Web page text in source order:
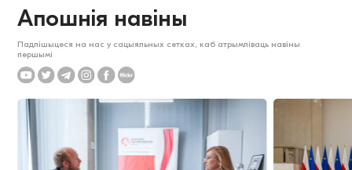
Апошнія навіны
Падпішыцеся на нас у сацыяльных сетках, каб атрымліваць навіны
першымі